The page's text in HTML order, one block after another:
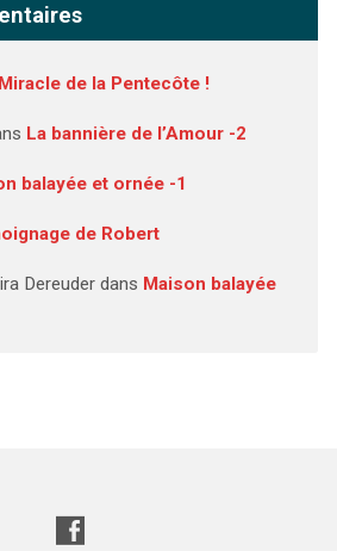
Miracle de la Pentecôte !
La bannière de l’Amour -2
balayée et ornée -1
de Robert
Dereuderdans Maison balayée